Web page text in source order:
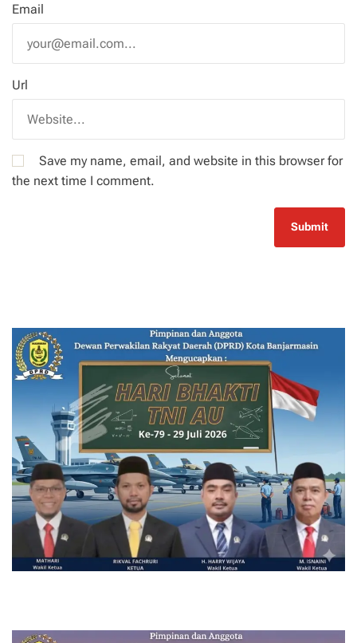
Email
Url
Save my name, email, and website in this browser for
the next time I comment.